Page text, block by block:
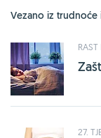
Vezano iz trudnoće
RAST
27.